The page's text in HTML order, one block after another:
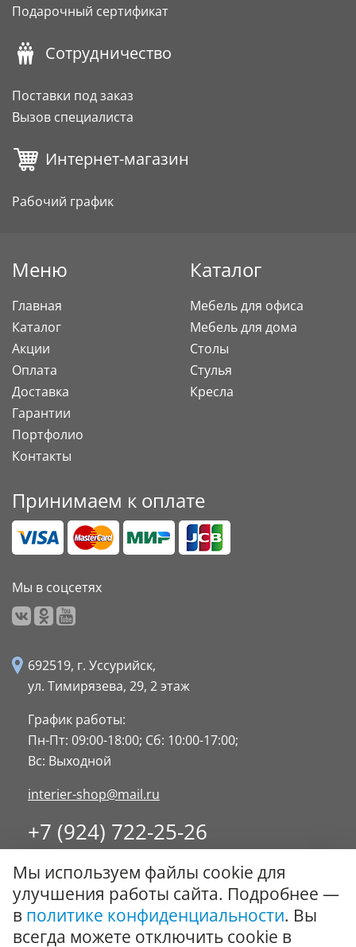
Подарочный сертификат
Сотрудничество
Поставки под заказ
Вызов специалиста
Интернет-магазин
Рабочий график
Меню
Главная
Каталог
Акции
Оплата
Доставка
Гарантии
Портфолио
Контакты
Каталог
Мебель для офиса
Мебель для дома
Столы
Стулья
Кресла
Принимаем к оплате
Мы в соцсетях
692519, г. Уссурийск,
ул. Тимирязева, 29, 2 этаж
График работы:
Пн-Пт: 09:00-18:00; Сб: 10:00-17:00;
Вс: Выходной
interier-shop@mail.ru
+7 (924) 722-25-26
8 (4234) 32-17-89
Заказать обратный звонок
© ООО "Стиль-Интерьер" 1996 - 2026. Все права
Мы используем файлы cookie для
улучшения работы сайта. Подробнее —
в политике конфиденциальности. Вы
всегда можете отключить cookie в